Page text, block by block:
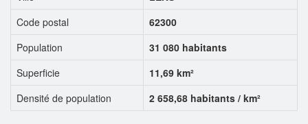
Code postal
62300
Population
31 080 habitants
Superficie
11,69 km²
Densité de population
2 658,68 habitants / km²